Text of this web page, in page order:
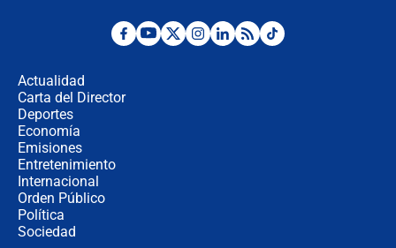
Desde dermatitis hasta infecciones:
Actualidad
Carta del Director
Deportes
Economía
Emisiones
Entretenimiento
Internacional
Orden Público
Política
Sociedad